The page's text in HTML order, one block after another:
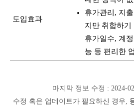
도입효과
휴가관리, 지
지만 취합하기
휴가일수, 계
능 등 편리한
마지막 정보 수정 : 2024-
수정 혹은 업데이트가 필요하신 경우,